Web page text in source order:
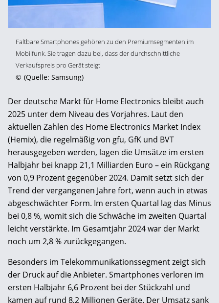
Faltbare Smartphones gehören zu den Premiumsegmenten im
Mobilfunk. Sie tragen dazu bei, dass der durchschnittliche
Verkaufspreis pro Gerät steigt
© (Quelle: Samsung)
Der deutsche Markt für Home Electronics bleibt auch
2025 unter dem Niveau des Vorjahres. Laut den
aktuellen Zahlen des Home Electronics Market Index
(Hemix), die regelmäßig von gfu, GfK und BVT
herausgegeben werden, lagen die Umsätze im ersten
Halbjahr bei knapp 21,1 Milliarden Euro – ein Rückgang
von 0,9 Prozent gegenüber 2024. Damit setzt sich der
Trend der vergangenen Jahre fort, wenn auch in etwas
abgeschwächter Form. Im ersten Quartal lag das Minus
bei 0,8 %, womit sich die Schwäche im zweiten Quartal
leicht verstärkte. Im Gesamtjahr 2024 war der Markt
noch um 2,8 % zurückgegangen.
Besonders im Telekommunikationssegment zeigt sich
der Druck auf die Anbieter. Smartphones verloren im
ersten Halbjahr 6,6 Prozent bei der Stückzahl und
kamen auf rund 8,2 Millionen Geräte. Der Umsatz sank